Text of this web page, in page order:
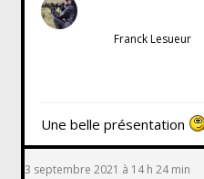
Franck Lesueur
Une belle présentation
3 septembre 2021 à 14 h 24 min